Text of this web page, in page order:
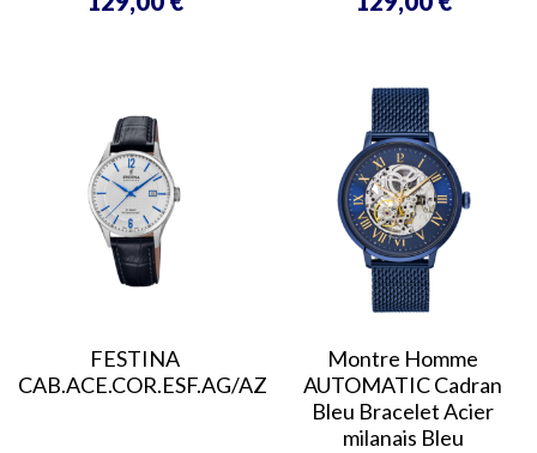
FESTINA
CAB.ACE.COR.ESF.AG/AZ
Montre Homme
AUTOMATIC Cadran
Bleu Bracelet Acier
milanais Bleu